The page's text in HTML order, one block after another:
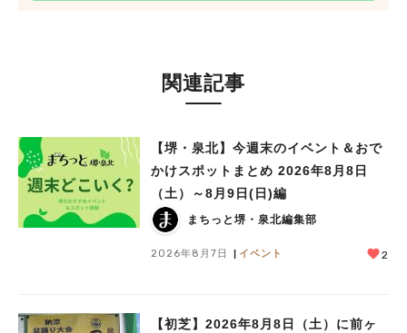
関連記事
【堺・泉北】今週末のイベント＆おで
かけスポットまとめ 2026年8月8日
（土）～8月9日(日)編
まちっと堺・泉北編集部
2026年8月7日 イベント 2
【初芝】2026年8月8日（土）に前ヶ